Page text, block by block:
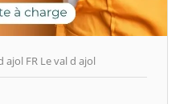
ajol FR Le val d ajol